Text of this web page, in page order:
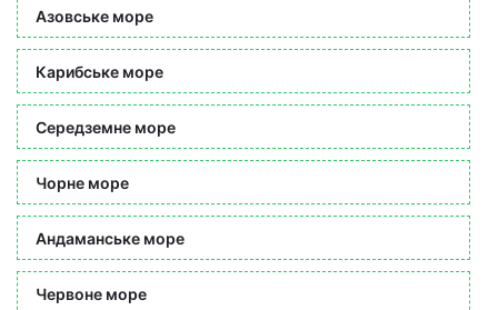
Азовське море
Карибське море
Середземне море
Чорне море
Андаманське море
Червоне море